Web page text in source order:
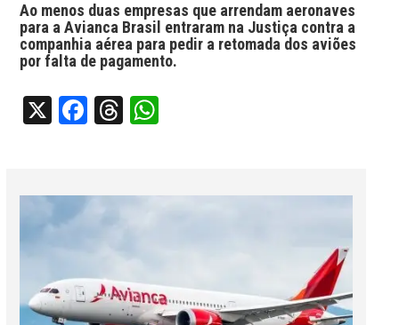
Ao menos duas empresas que arrendam aeronaves
para a Avianca Brasil entraram na Justiça contra a
companhia aérea para pedir a retomada dos aviões
por falta de pagamento.
X Facebook
Threads